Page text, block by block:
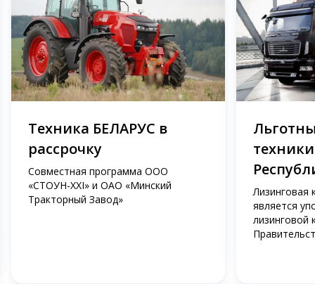
Техника БЕЛАРУС в
рассрочку
Совместная программа ООО
«СТОУН-XXI» и ОАО «Минский
Тракторный Завод»
Лизинговая
является
лизинговой